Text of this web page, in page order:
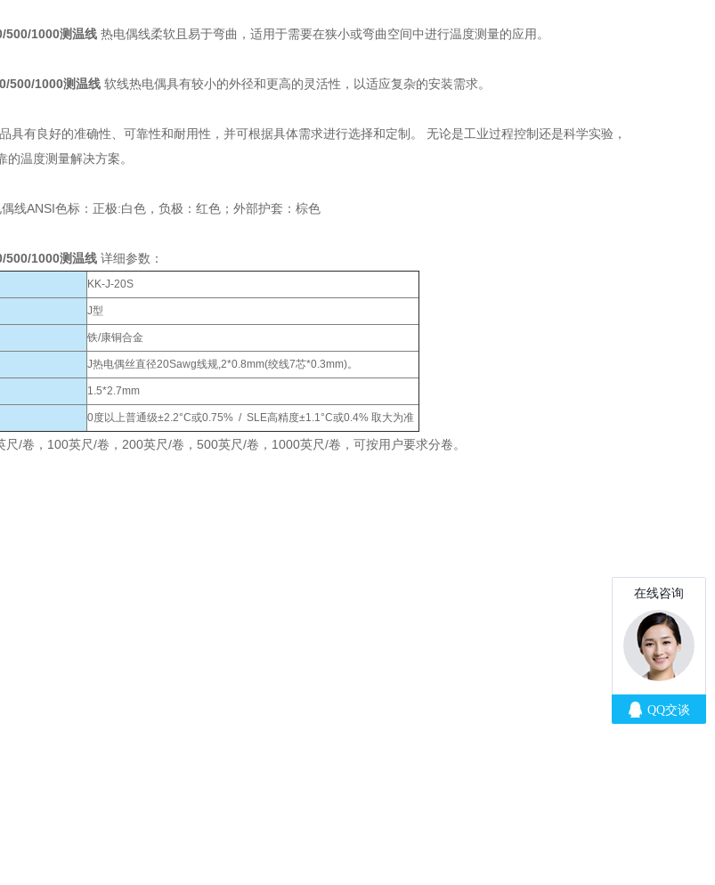
500/1000测温线 热电偶线柔软且易于弯曲，适用于需要在狭小或弯曲空间中进行温度测量的应用。
500/1000测温线 软线热电偶具有较小的外径和更高的灵活性，以适应复杂的安装需求。
具有良好的准确性、可靠性和耐用性，并可根据具体需求进行选择和定制。 无论是工业过程控制还是科学实验，
温度测量解决方案。
线ANSI色标：正极:白色，负极：红色；外部护套：棕色
500/1000测温线 详细参数：
KK-J-20S
J型
铁/康铜合金
J热电偶丝直径20Sawg线规,2*0.8mm(绞线7芯*0.3mm)。
1.5*2.7mm
0度以上普通级±2.2°C或0.75% / SLE高精度±1.1°C或0.4% 取大为准
/卷，100英尺/卷，200英尺/卷，500英尺/卷，1000英尺/卷，可按用户要求分卷。